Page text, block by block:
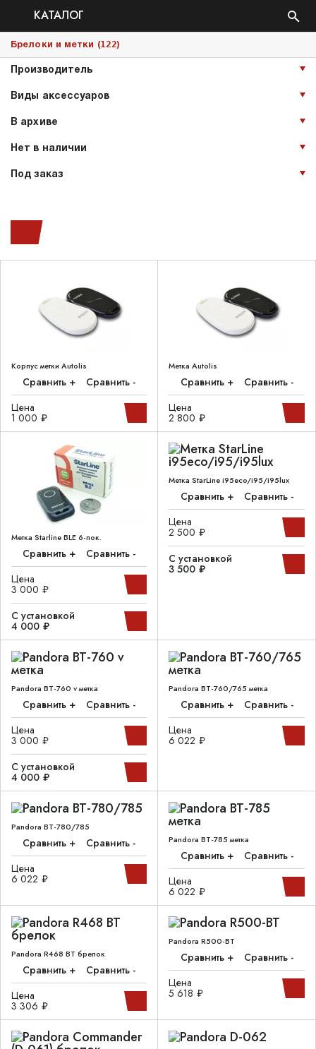
КАТАЛОГ
Брелоки и метки (122)
Производитель
Виды аксессуаров
В архиве
Нет в наличии
Под заказ
Корпус метки Autolis
Сравнить +
Сравнить -
Цена
1 000 ₽
Метка Autolis
Сравнить +
Сравнить -
Цена
2 800 ₽
Метка Starline BLE 6-пок.
Сравнить +
Сравнить -
Цена
3 000 ₽
С установкой
4 000 ₽
Метка StarLine i95eco/i95/i95lux
Сравнить +
Сравнить -
Цена
2 500 ₽
С установкой
3 500 ₽
Pandora BT-760 v метка
Сравнить +
Сравнить -
Цена
3 000 ₽
С установкой
4 000 ₽
Pandora BT-760/765 метка
Сравнить +
Сравнить -
Цена
6 022 ₽
Pandora BT-780/785
Сравнить +
Сравнить -
Цена
6 022 ₽
Pandora BT-785 метка
Сравнить +
Сравнить -
Цена
6 022 ₽
Pandora R468 BT брелок
Сравнить +
Сравнить -
Цена
3 306 ₽
Pandora R500-BT
Сравнить +
Сравнить -
Цена
5 618 ₽